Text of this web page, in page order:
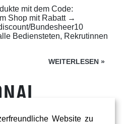
mit dem Code:
Shop mit Rabatt →
Bundesheer10
Bediensteten, Rekrutinnen
WEITERLESEN »
Website zu